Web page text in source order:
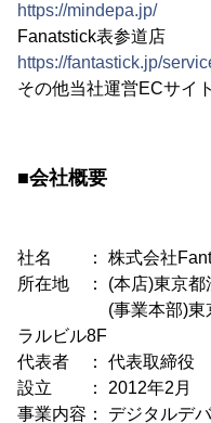
https://mindepa.jp/
Fanatstick表参道店
https://fantastick.jp/
その他当社運営ECサイ
■会社概要
社名 ： 株式会社
所在地 ： (本店)東京都
(事業本部)東京都
ラルビル8F
代表者 ： 代表取締役
設立 ： 2012年2月
事業内容： デジタルデ